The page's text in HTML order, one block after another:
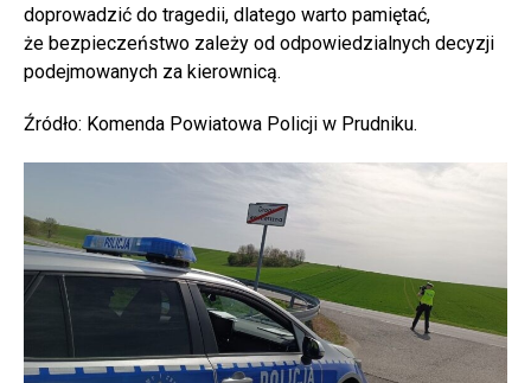
doprowadzić do tragedii, dlatego warto pamiętać,
że bezpieczeństwo zależy od odpowiedzialnych decyzji
podejmowanych za kierownicą.
Źródło: Komenda Powiatowa Policji w Prudniku.